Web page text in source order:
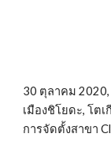
30 ตุลาคม 2020,
เมืองชิโยดะ, โตเ
การจัดตั้งสาขา